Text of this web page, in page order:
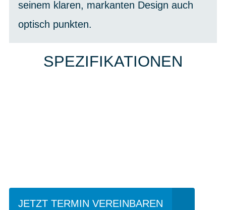
seinem klaren, markanten Design auch
optisch punkten.
SPEZIFIKATIONEN
JETZT TERMIN VEREINBAREN